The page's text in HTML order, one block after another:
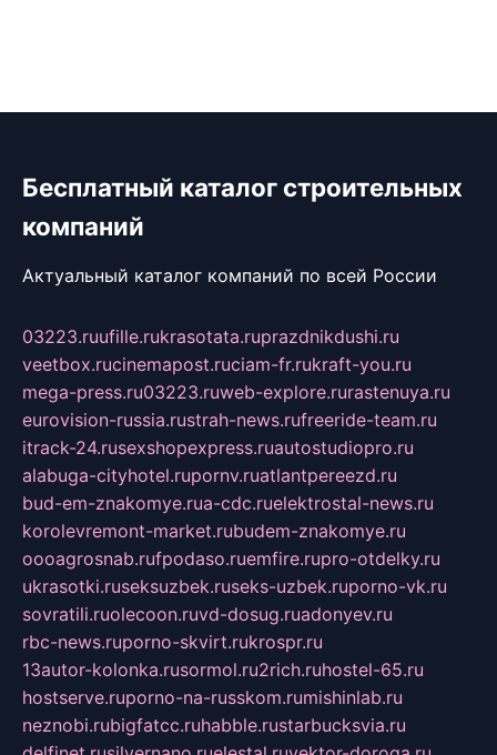
Бесплатный каталог строительных
компаний
Актуальный каталог компаний по всей России
03223.ruufille.rukrasotata.ruprazdnikdushi.ru
veetbox.rucinemapost.ruciam-fr.rukraft-you.ru
mega-press.ru03223.ruweb-explore.rurastenuya.ru
eurovision-russia.rustrah-news.rufreeride-team.ru
itrack-24.rusexshopexpress.ruautostudiopro.ru
alabuga-cityhotel.rupornv.ruatlantpereezd.ru
bud-em-znakomye.rua-cdc.ruelektrostal-news.ru
korolevremont-market.rubudem-znakomye.ru
oooagrosnab.rufpodaso.ruemfire.rupro-otdelky.ru
ukrasotki.ruseksuzbek.ruseks-uzbek.ruporno-vk.ru
sovratili.ruolecoon.ruvd-dosug.ruadonyev.ru
rbc-news.ruporno-skvirt.rukrospr.ru
13autor-kolonka.rusormol.ru2rich.ruhostel-65.ru
hostserve.ruporno-na-russkom.rumishinlab.ru
neznobi.rubigfatcc.ruhabble.rustarbucksvia.ru